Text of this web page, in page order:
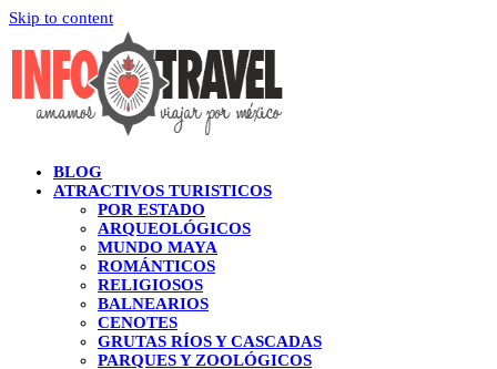
Skip to content
BLOG
ATRACTIVOS TURISTICOS
POR ESTADO
ARQUEOLÓGICOS
MUNDO MAYA
ROMÁNTICOS
RELIGIOSOS
BALNEARIOS
CENOTES
GRUTAS RÍOS Y CASCADAS
PARQUES Y ZOOLÓGICOS